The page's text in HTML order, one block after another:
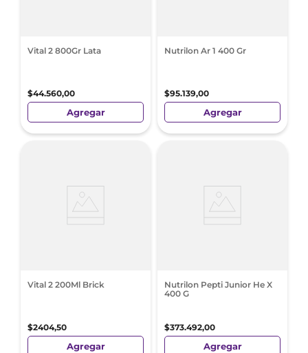
Vital 2 800Gr Lata
$44.560,00
Agregar
Nutrilon Ar 1 400 Gr
$95.139,00
Agregar
Vital 2 200Ml Brick
$2404,50
Agregar
Nutrilon Pepti Junior He X
400 G
$373.492,00
Agregar